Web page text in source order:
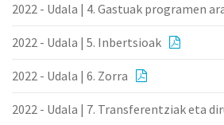
2022 - Udala | 4. Gastuak programen
2022 - Udala | 5. Inbertsioak
2022 - Udala | 6. Zorra
2022 - Udala | 7. Transferentziak eta